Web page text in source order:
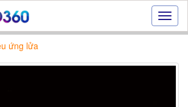
Hiệu
ứng
|
ứng lửa